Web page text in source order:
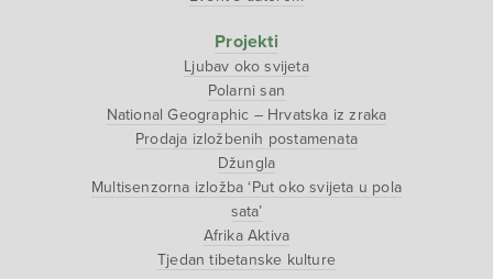
Projekti
Ljubav oko svijeta
Polarni san
National Geographic – Hrvatska iz zraka
Prodaja izložbenih postamenata
Džungla
Multisenzorna izložba ‘Put oko svijeta u pola
sata’
Afrika Aktiva
Tjedan tibetanske kulture